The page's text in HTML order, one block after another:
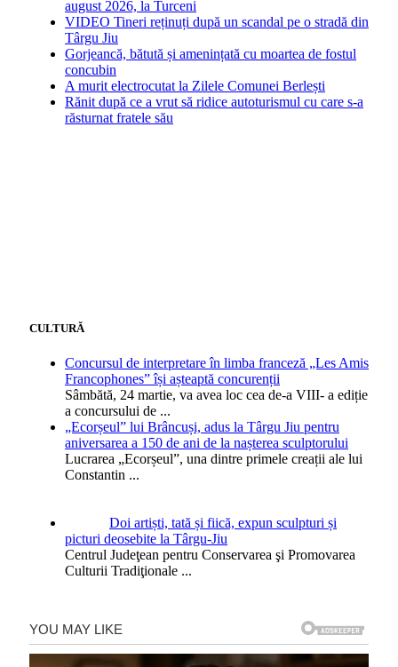
august 2026, la Turceni
VIDEO Tineri reținuți după un scandal pe o stradă din
Târgu Jiu
Gorjeancă, bătută și amenințată cu moartea de fostul
concubin
A murit electrocutat la Zilele Comunei Berlești
Rănit după ce a vrut să ridice autoturismul cu care s-a
răsturnat fratele său
CULTURĂ
Concursul de interpretare în limba franceză „Les Amis
Francophones” își așteaptă concurenții
Sâmbătă, 24 martie, va avea loc cea de-a VIII- a ediție
a concursului de ...
„Ecorșeul” lui Brâncuși, adus la Târgu Jiu pentru
aniversarea a 150 de ani de la nașterea sculptorului
Lucrarea „Ecorșeul”, una dintre primele creații ale lui
Constantin ...
Doi artiști, tată și fiică, expun sculpturi și
picturi deosebite la Târgu-Jiu
Centrul Judeţean pentru Conservarea şi Promovarea
Culturii Tradiţionale ...